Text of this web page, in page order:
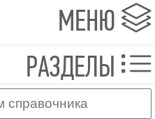
МЕНЮ
РАЗДЕЛЫ